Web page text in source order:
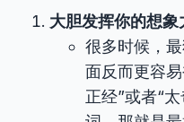
大胆发挥你的想象
很多时候，
面反而更容
正经”或者“